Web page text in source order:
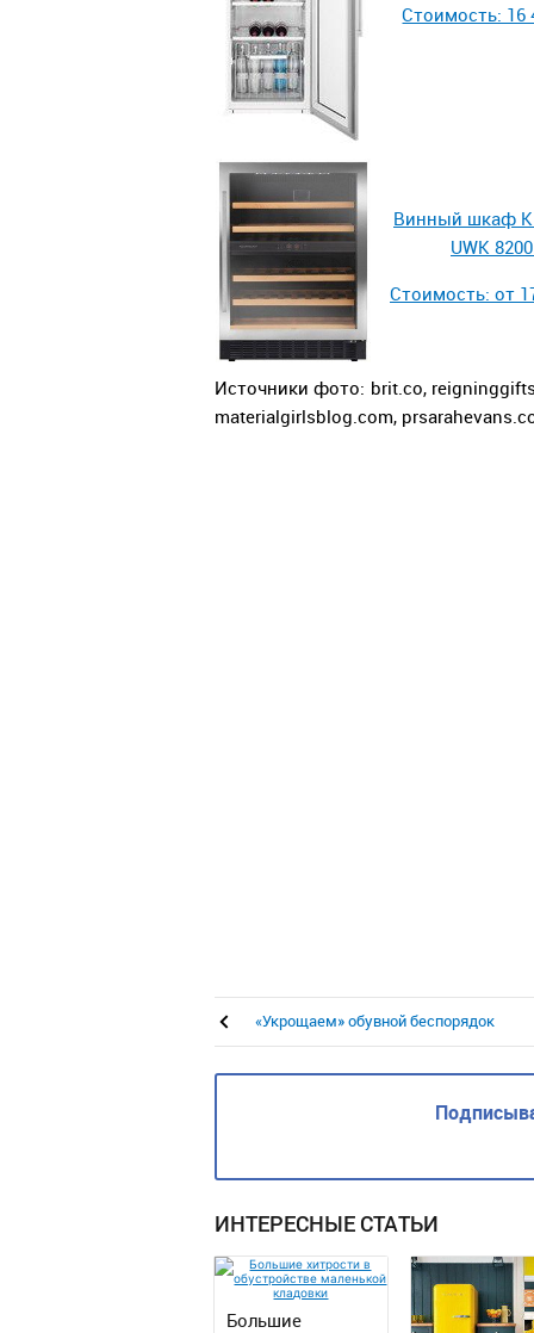
Стоимость: 16
Винный шкаф
UWK
Стоимость: от
Источники фото: brit.co,
materialgirlsblog.com,
«Укрощаем» обувной беспорядок
ИНТЕРЕСНЫЕ СТАТЬИ
Большие